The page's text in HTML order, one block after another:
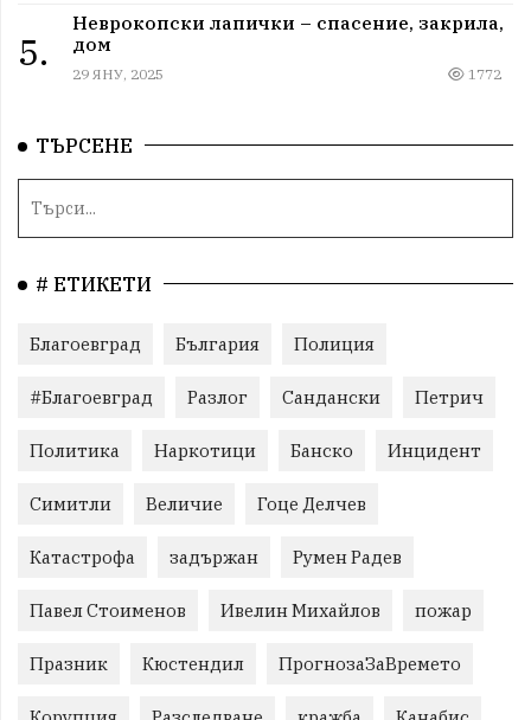
5.
Неврокопски лапички – спасение, закрила,
дом
29 ЯНУ, 2025 1772
ТЪРСЕНЕ
# ЕТИКЕТИ
Благоевград България Полиция
#Благоевград Разлог Сандански Петрич
Политика Наркотици Банско Инцидент
Симитли Величие Гоце Делчев
Катастрофа задържан Румен Радев
Павел Стоименов Ивелин Михайлов пожар
Празник Кюстендил ПрогнозаЗаВремето